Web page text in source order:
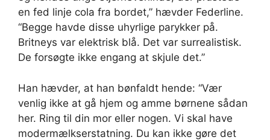
en fed linje cola fra bordet,” hævder Federline.
“Begge havde disse uhyrlige parykker på.
Britneys var elektrisk blå. Det var surrealistisk.
De forsøgte ikke engang at skjule det.”
Han hævder, at han bønfaldt hende: “Vær
venlig ikke at gå hjem og amme børnene sådan
her. Ring til din mor eller nogen. Vi skal have
modermælkserstatning. Du kan ikke gøre det